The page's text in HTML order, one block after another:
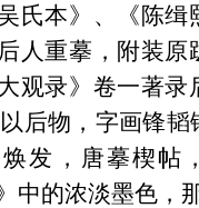
氏本》、《陈缉
人重摹，附装原
观录》卷一著录
后物，字画锋韬
发，唐摹楔帖
中的浓淡墨色，